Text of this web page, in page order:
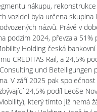
nákupu,
vozidel byla určena skupina
názvů. Právě v
podzim 2024, převzala 51%
Holding česká
CREDITAS Rail, a 24,5%
und Beteiligungen
V září 2025 pak společnost
24,5% podíl Leoše
který tímto již nemá